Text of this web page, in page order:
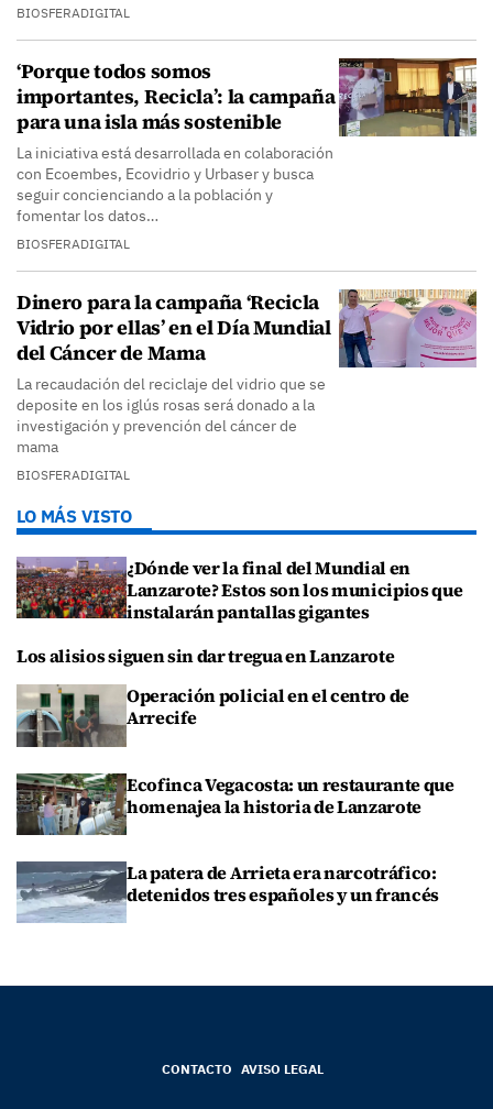
BIOSFERADIGITAL
‘Porque todos somos
importantes, Recicla’: la campaña
para una isla más sostenible
La iniciativa está desarrollada en colaboración
con Ecoembes, Ecovidrio y Urbaser y busca
seguir concienciando a la población y
fomentar los datos…
BIOSFERADIGITAL
Dinero para la campaña ‘Recicla
Vidrio por ellas’ en el Día Mundial
del Cáncer de Mama
La recaudación del reciclaje del vidrio que se
deposite en los iglús rosas será donado a la
investigación y prevención del cáncer de
mama
BIOSFERADIGITAL
LO MÁS VISTO
¿Dónde ver la final del Mundial en
Lanzarote? Estos son los municipios que
instalarán pantallas gigantes
Los alisios siguen sin dar tregua en Lanzarote
Operación policial en el centro de
Arrecife
Ecofinca Vegacosta: un restaurante que
homenajea la historia de Lanzarote
La patera de Arrieta era narcotráfico:
detenidos tres españoles y un francés
CONTACTO AVISO LEGAL